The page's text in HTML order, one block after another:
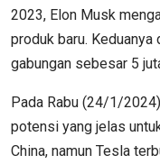
2023, Elon Musk
produk baru.
gabungan sebesar 5
Pada Rabu (24/1/
potensi yang jelas
China, namun Tesla